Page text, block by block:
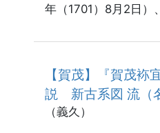
年（1701）8月2日）
【賀茂】『賀茂袮
説 新古系図 流（
（義久）